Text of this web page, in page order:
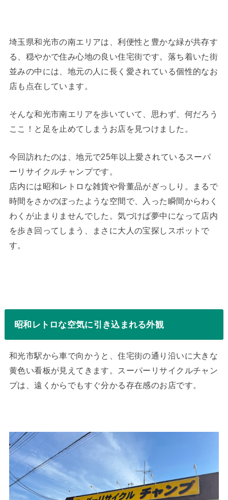
埼玉県和光市の南エリアは、利便性と豊かな緑が共存す
る、穏やかで住み心地の良い住宅街です。落ち着いた街
並みの中には、地元の人に長く愛されている個性的なお
店も点在しています。
そんな和光市南エリアを歩いていて、思わず、何だろう
ここ！と足を止めてしまうお店を見つけました。
今回訪れたのは、地元で25年以上愛されているスーパ
ーリサイクルチャンプです。
店内には昭和レトロな雑貨や骨董品がぎっしり。まるで
時間をさかのぼったような空間で、入った瞬間からわく
わくが止まりませんでした。気づけば夢中になって店内
を歩き回ってしまう、まさに大人の宝探しスポットで
す。
昭和レトロな空気に引き込まれる外観
和光市駅から車で向かうと、住宅街の通り沿いに大きな
黄色い看板が見えてきます。スーパーリサイクルチャン
プは、遠くからでもすぐ分かる存在感のお店です。